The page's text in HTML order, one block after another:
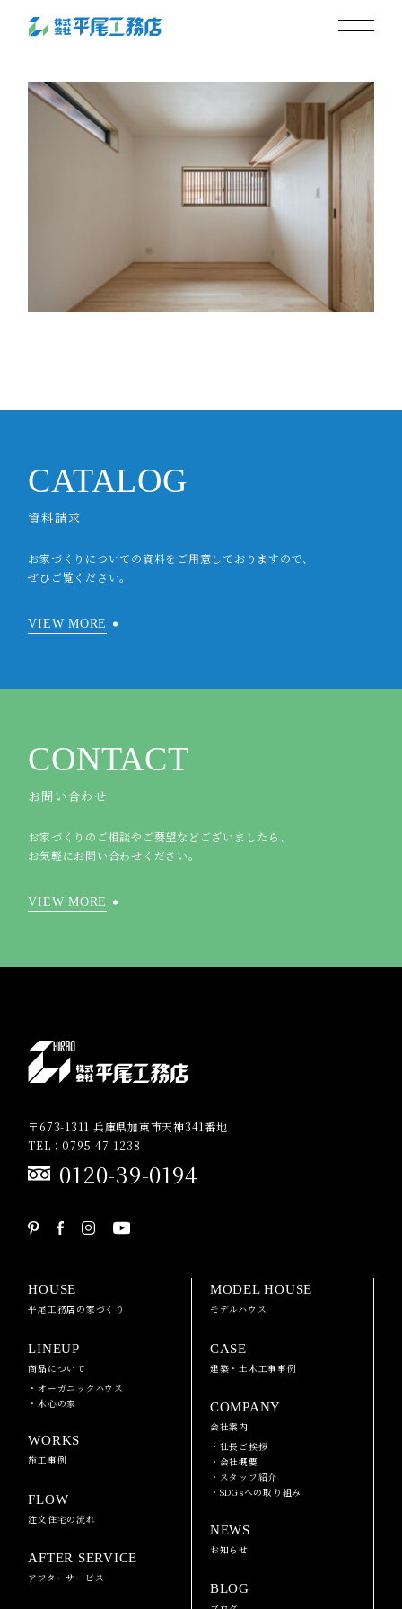
s-kmm-5189-1
CATALOG
資料請求
お家づくりについての資料をご用意しておりますので、
ぜひご覧ください。
VIEW MORE
CONTACT
お問い合わせ
お家づくりのご相談やご要望などございましたら、
お気軽にお問い合わせください。
VIEW MORE
〒673-1311 兵庫県加東市天神341番地
TEL：0795-47-1238
0120-39-0194
HOUSE
平尾工務店の家づくり
LINEUP
商品について
・オーガニックハウス
・木心の家
WORKS
施工事例
FLOW
注文住宅の流れ
AFTER SERVICE
アフターサービス
MODEL HOUSE
モデルハウス
CASE
建築・土木工事事例
COMPANY
会社案内
・社長ご挨拶
・会社概要
・スタッフ紹介
・SDGsへの取り組み
NEWS
お知らせ
BLOG